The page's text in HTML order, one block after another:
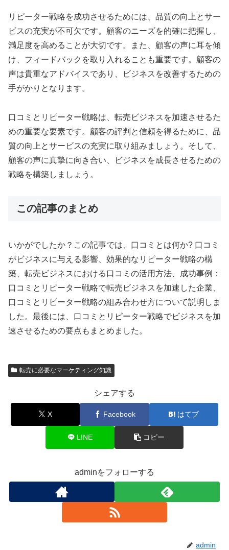
リピーター戦略を成功させるためには、品質の向上とサー
ビスの充実が不可欠です。顧客のニーズを的確に把握し、
満足度を高めることが大切です。また、顧客の声に耳を傾
け、フィードバックを取り入れることも重要です。顧客の
声は貴重なアドバイスであり、ビジネスを改善するための
手がかりとなります。
口コミとリピーター戦略は、転売ビジネスを加速させるた
めの重要な要素です。顧客の評判と信頼を得るために、品
質の向上とサービスの充実に取り組みましょう。そして、
顧客の声に真摯に向き合い、ビジネスを成長させるための
戦略を構築しましょう。
この記事のまとめ
いかがでしたか？この記事では、口コミとは何か? 口コミ
がビジネスに与える影響、効果的なリピーター戦略の構
築、転売ビジネスにおける口コミの活用方法、成功事例：
口コミとリピーター戦略で転売ビジネスを加速した企業、
口コミとリピーター戦略の組み合わせ方について説明しま
した。最後には、口コミとリピーター戦略でビジネスを加
速させるための要点もまとめました。
転売に必要なマーケティング知識
シェアする
X Facebook はてブ
LINE コピー
adminをフォローする
admin